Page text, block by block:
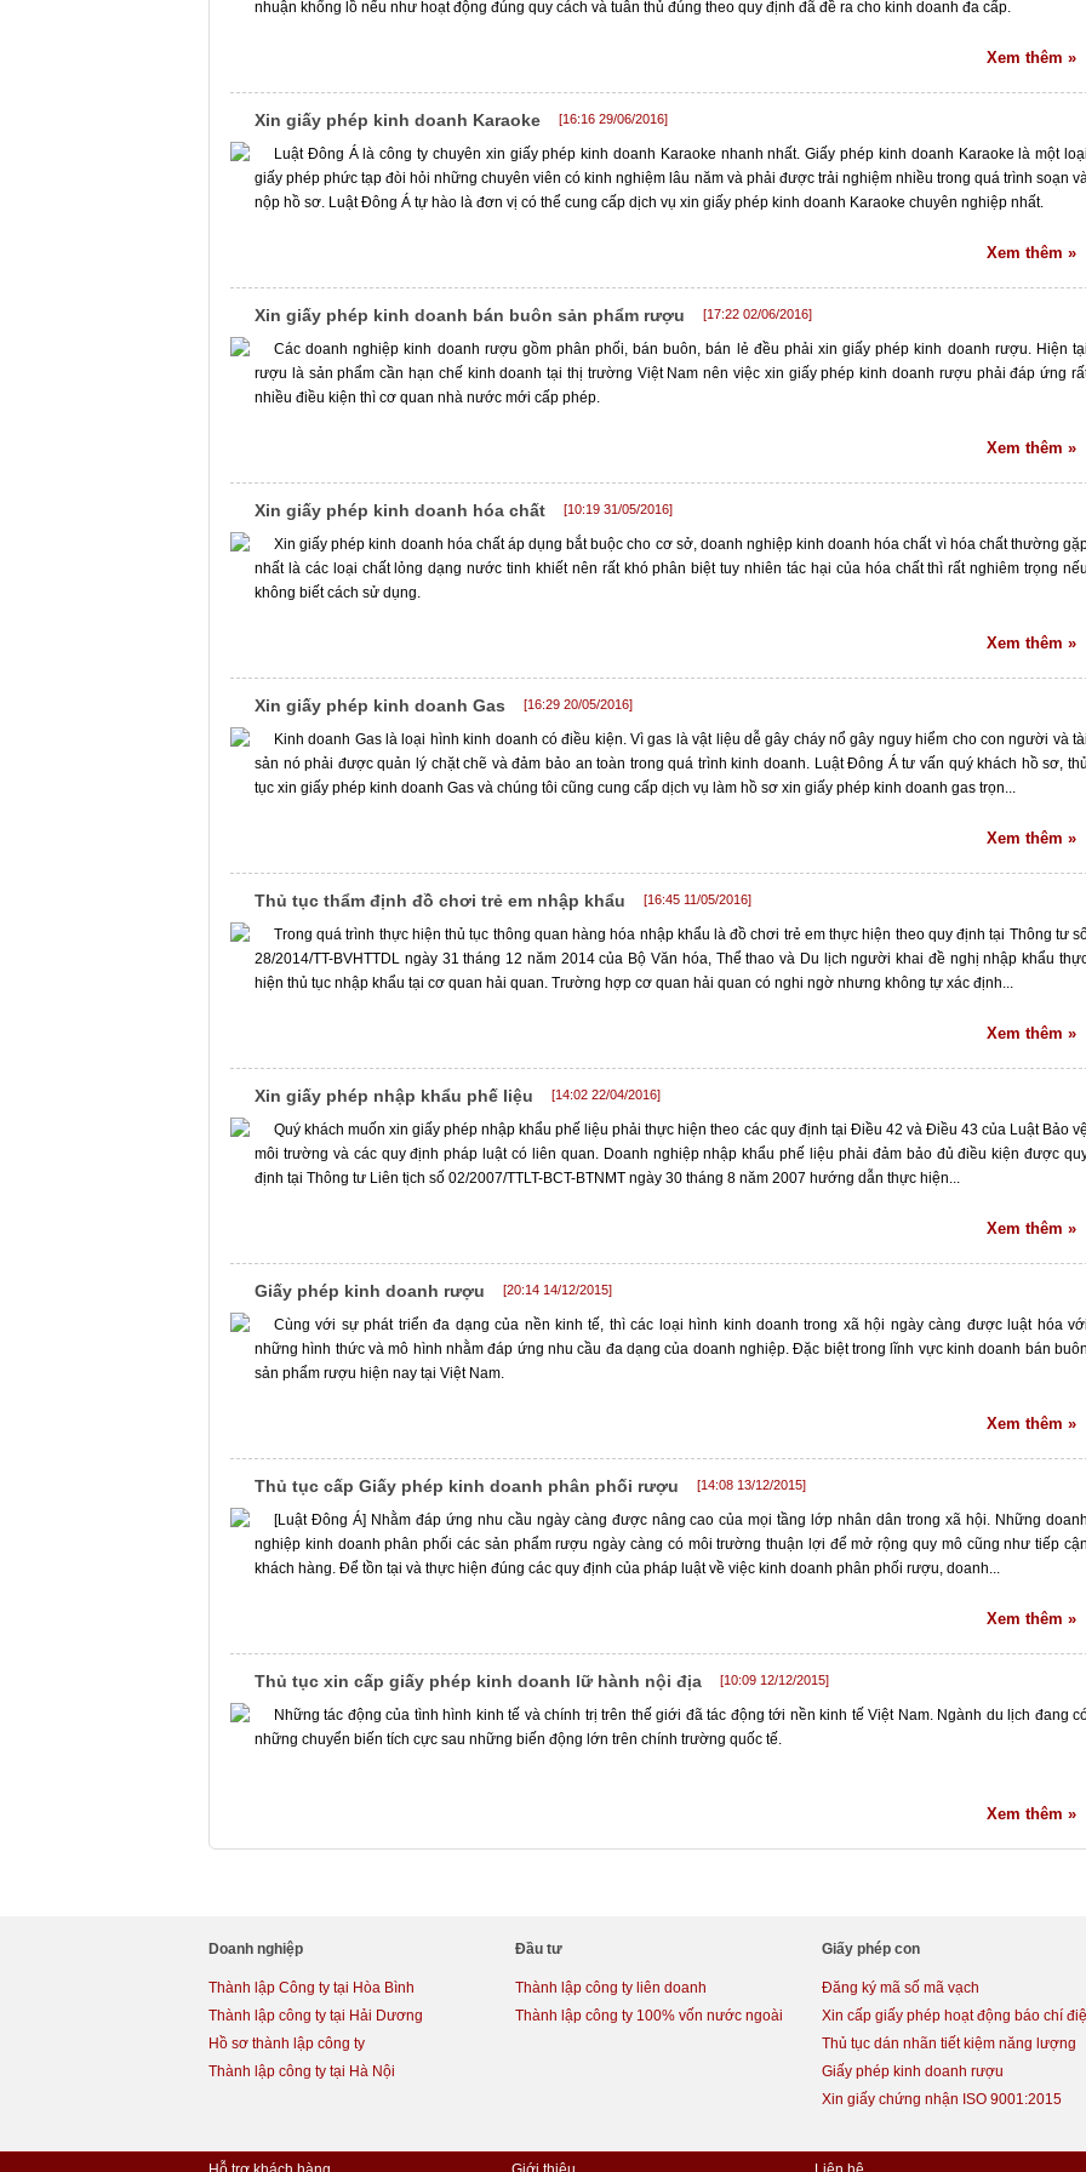
nhuận khổng lồ nếu như hoạt động đúng quy cách và tuân thủ đúng theo quy định đã đề ra cho kinh doanh đa cấp.
Xem thêm »
Xin giấy phép kinh doanh Karaoke [16:16 29/06/2016]
Luật Đông Á là công ty chuyên xin giấy phép kinh doanh Karaoke nhanh nhất. Giấy phép kinh doanh Karaoke là một loại
giấy phép phức tạp đòi hỏi những chuyên viên có kinh nghiệm lâu năm và phải được trải nghiệm nhiều trong quá trình soạn
nộp hồ sơ. Luật Đông Á tự hào là đơn vị có thể cung cấp dịch vụ xin giấy phép kinh doanh Karaoke chuyên nghiệp nhất.
Xem thêm »
Xin giấy phép kinh doanh bán buôn sản phẩm rượu [17:22 02/06/2016]
Các doanh nghiệp kinh doanh rượu gồm phân phối, bán buôn, bán lẻ đều phải xin giấy phép kinh doanh rượu. Hiện tại
rượu là sản phẩm cần hạn chế kinh doanh tại thị trường Việt Nam nên việc xin giấy phép kinh doanh rượu phải đáp ứng
nhiều điều kiện thì cơ quan nhà nước mới cấp phép.
Xem thêm »
Xin giấy phép kinh doanh hóa chất [10:19 31/05/2016]
Xin giấy phép kinh doanh hóa chất áp dụng bắt buộc cho cơ sở, doanh nghiệp kinh doanh hóa chất vì hóa chất thường
nhất là các loại chất lỏng dạng nước tinh khiết nên rất khó phân biệt tuy nhiên tác hại của hóa chất thì rất nghiêm trọng nếu
không biết cách sử dụng.
Xem thêm »
Xin giấy phép kinh doanh Gas [16:29 20/05/2016]
Kinh doanh Gas là loại hình kinh doanh có điều kiện. Vì gas là vật liệu dễ gây cháy nổ gây nguy hiểm cho con người và tài
sản nó phải được quản lý chặt chẽ và đảm bảo an toàn trong quá trình kinh doanh. Luật Đông Á tư vấn quý khách hồ sơ, thủ
tục xin giấy phép kinh doanh Gas và chúng tôi cũng cung cấp dịch vụ làm hồ sơ xin giấy phép kinh doanh gas trọn...
Xem thêm »
Thủ tục thẩm định đồ chơi trẻ em nhập khẩu [16:45 11/05/2016]
Trong quá trình thực hiện thủ tục thông quan hàng hóa nhập khẩu là đồ chơi trẻ em thực hiện theo quy định tại Thông tư
28/2014/TT-BVHTTDL ngày 31 tháng 12 năm 2014 của Bộ Văn hóa, Thể thao và Du lịch người khai đề nghị nhập khẩu
hiện thủ tục nhập khẩu tại cơ quan hải quan. Trường hợp cơ quan hải quan có nghi ngờ nhưng không tự xác định...
Xem thêm »
Xin giấy phép nhập khẩu phế liệu [14:02 22/04/2016]
Quý khách muốn xin giấy phép nhập khẩu phế liệu phải thực hiện theo các quy định tại Điều 42 và Điều 43 của Luật Bảo vệ
môi trường và các quy định pháp luật có liên quan. Doanh nghiệp nhập khẩu phế liệu phải đảm bảo đủ điều kiện được
định tại Thông tư Liên tịch số 02/2007/TTLT-BCT-BTNMT ngày 30 tháng 8 năm 2007 hướng dẫn thực hiện...
Xem thêm »
Giấy phép kinh doanh rượu [20:14 14/12/2015]
Cùng với sự phát triển đa dạng của nền kinh tế, thì các loại hình kinh doanh trong xã hội ngày càng được luật hóa với
những hình thức và mô hình nhằm đáp ứng nhu cầu đa dạng của doanh nghiệp. Đặc biệt trong lĩnh vực kinh doanh bán buôn
sản phẩm rượu hiện nay tại Việt Nam.
Xem thêm »
Thủ tục cấp Giấy phép kinh doanh phân phối rượu [14:08 13/12/2015]
[Luật Đông Á] Nhằm đáp ứng nhu cầu ngày càng được nâng cao của mọi tầng lớp nhân dân trong xã hội. Những doanh
nghiệp kinh doanh phân phối các sản phẩm rượu ngày càng có môi trường thuận lợi để mở rộng quy mô cũng như tiếp cận
khách hàng. Để tồn tại và thực hiện đúng các quy định của pháp luật về việc kinh doanh phân phối rượu, doanh...
Xem thêm »
Thủ tục xin cấp giấy phép kinh doanh lữ hành nội địa [10:09 12/12/2015]
Những tác động của tình hình kinh tế và chính trị trên thế giới đã tác động tới nền kinh tế Việt Nam. Ngành du lịch đang
những chuyển biến tích cực sau những biến động lớn trên chính trường quốc tế.
Xem thêm »
Doanh nghiệp
Thành lập Công ty tại Hòa Bình
Thành lập công ty tại Hải Dương
Hồ sơ thành lập công ty
Thành lập công ty tại Hà Nội
Đầu tư
Thành lập công ty liên doanh
Thành lập công ty 100% vốn nước ngoài
Giấy phép con
Đăng ký mã số mã vạch
Xin cấp giấy phép hoạt động báo chí
Thủ tục dán nhãn tiết kiệm năng lượng
Giấy phép kinh doanh rượu
Xin giấy chứng nhận ISO 9001:2015